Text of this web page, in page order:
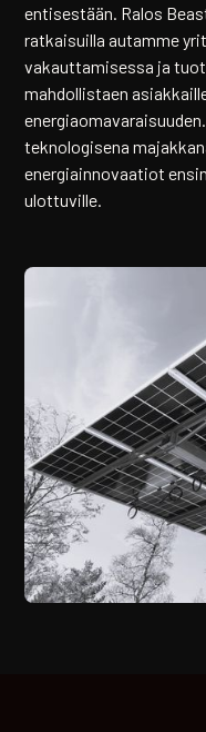
entisestään. Ralos
ratkaisuilla autamme
vakauttamisessa ja
mahdollistaen
teknologisena
energiainnovaatiot
ulottuville.